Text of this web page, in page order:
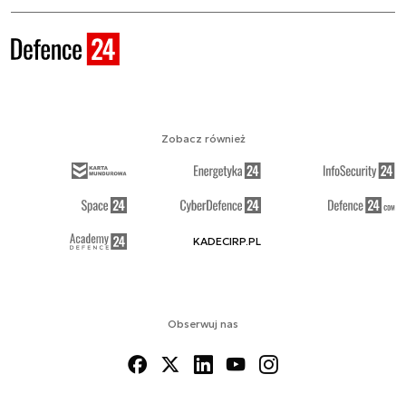
Obserwuj nas
Zobacz również
KADECIRP.PL